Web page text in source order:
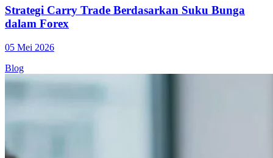
Strategi Carry Trade Berdasarkan Suku Bunga
dalam Forex
05 Mei 2026
Blog